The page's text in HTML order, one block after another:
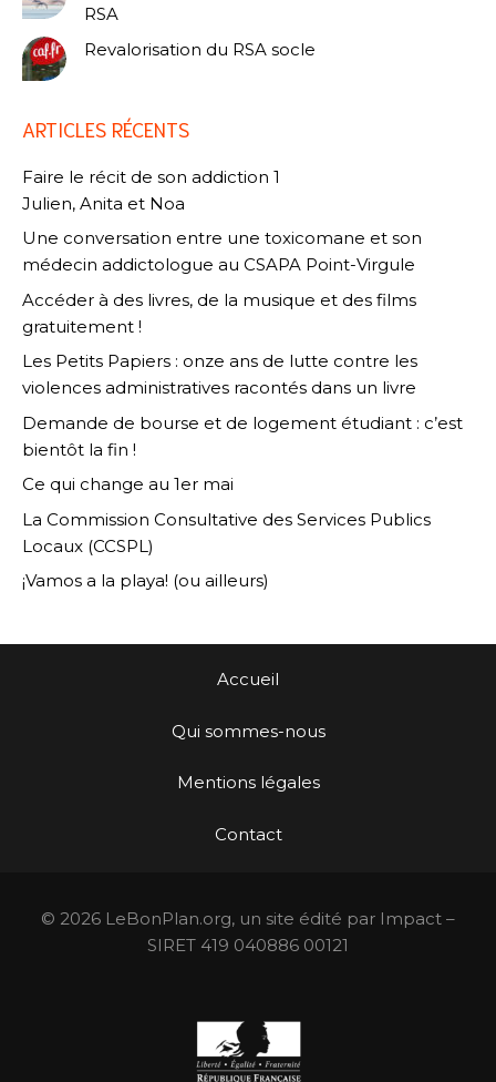
RSA
Revalorisation du RSA socle
ARTICLES RÉCENTS
Faire le récit de son addiction 1
Julien, Anita et Noa
Une conversation entre une toxicomane et son
médecin addictologue au CSAPA Point-Virgule
Accéder à des livres, de la musique et des films
gratuitement !
Les Petits Papiers : onze ans de lutte contre les
violences administratives racontés dans un livre
Demande de bourse et de logement étudiant : c’est
bientôt la fin !
Ce qui change au 1er mai
La Commission Consultative des Services Publics
Locaux (CCSPL)
¡Vamos a la playa! (ou ailleurs)
Accueil
Qui sommes-nous
Mentions légales
Contact
© 2026 LeBonPlan.org, un site édité par Impact –
SIRET 419 040886 00121